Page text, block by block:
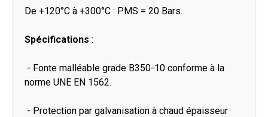
De +120°C à +300°C : PMS = 20 Bars.
Spécifications :
- Fonte malléable grade B350-10 conforme à la
norme UNE EN 1562.
- Protection par galvanisation à chaud épaisseur